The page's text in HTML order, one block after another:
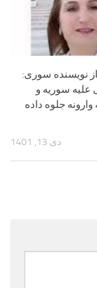
نویسنده سوری:
علیه سوریه و
جلوه داده
دی 13, 1401